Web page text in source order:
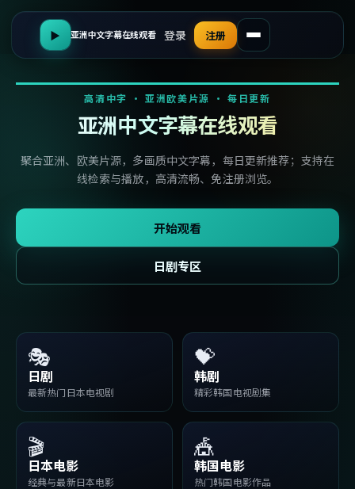
▶ 亚洲中文字幕在线观看 登录 注册
高清中字 · 亚洲欧美片源 · 每日更新
亚洲中文字幕在线观看
聚合亚洲、欧美片源，多画质中文字幕，每日更新推荐；支持在
线检索与播放，高清流畅、免注册浏览。
开始观看
日剧专区
🎭
日剧
最新热门日本电视剧
💝
韩剧
精彩韩国电视剧集
🎬
日本电影
经典与最新日本电影
🎪
韩国电影
热门韩国电影作品